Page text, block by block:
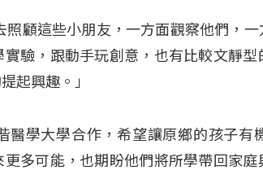
照顧這些小朋友，一方面觀察他們，
驗，跟動手玩創意，也有比較文靜
起興趣。」
醫學大學合作，希望讓原鄉的孩子有
多可能，也期盼他們將所學帶回家